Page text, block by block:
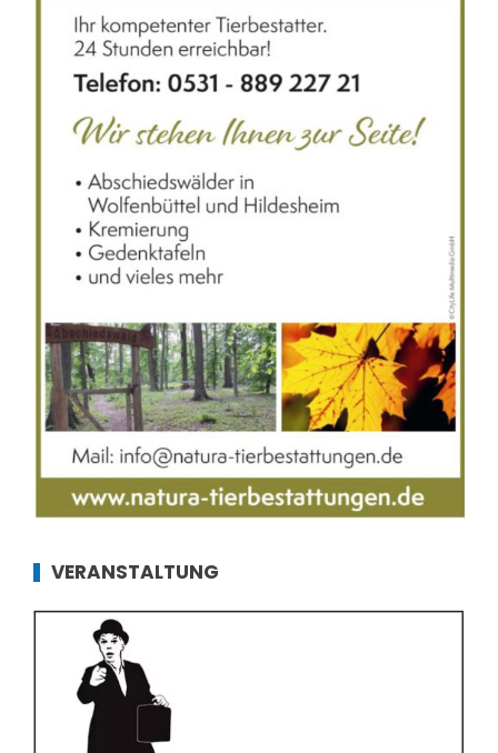
VERANSTALTUNG